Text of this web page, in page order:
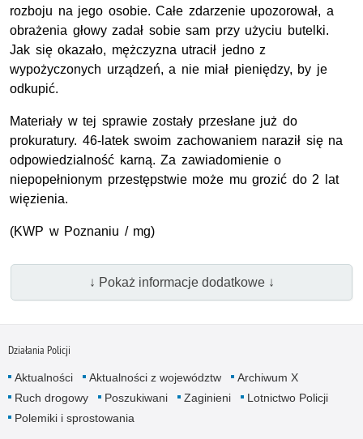
rozboju na jego osobie. Całe zdarzenie upozorował, a
obrażenia głowy zadał sobie sam przy użyciu butelki.
Jak się okazało, mężczyzna utracił jedno z
wypożyczonych urządzeń, a nie miał pieniędzy, by je
odkupić.
Materiały w tej sprawie zostały przesłane już do
prokuratury. 46-latek swoim zachowaniem naraził się na
odpowiedzialność karną. Za zawiadomienie o
niepopełnionym przestępstwie może mu grozić do 2 lat
więzienia.
(KWP w Poznaniu / mg)
↓ Pokaż informacje dodatkowe ↓
Działania Policji
Aktualności Aktualności z województw
Archiwum X
Ruch drogowy
Poszukiwani Zaginieni
Lotnictwo Policji
Polemiki i sprostowania